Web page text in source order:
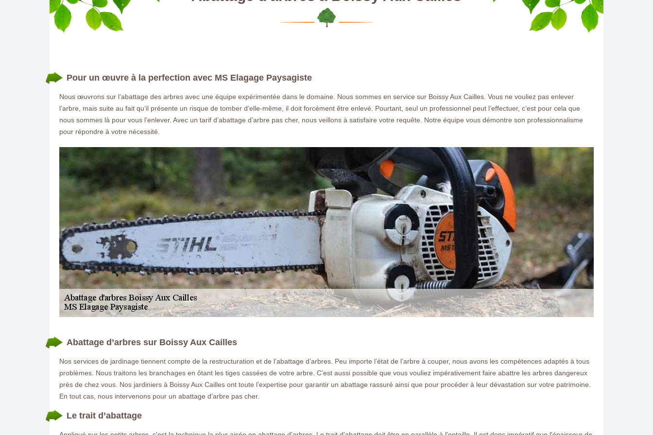
DEMANDE DE DEVIS GRATUIT
LA RÉFÉRENCE EN ELAGAGE
Pour un œuvre à la perfection avec MS Elagage Paysagiste
Nous œuvrons sur l’abattage des arbres avec une équipe expérimentée dans le domaine. Nous sommes en service sur Boissy Aux Cailles. Vous ne vouliez pas enlever
l’arbre, mais suite au fait qu’il présente un risque de tomber d’elle-même, il doit forcément être enlevé. Pourtant, seul un professionnel peut l’effectuer, c’est pour cela que
nous sommes là pour vous l’enlever. Avec un tarif d’abattage d’arbre pas cher, nous veillons à satisfaire votre requête. Notre équipe vous démontre son professionnalisme
pour répondre à votre nécessité.
Abattage d’arbres sur Boissy Aux Cailles
Nos services de jardinage tiennent compte de la restructuration et de l’abattage d’arbres. Peu importe l’état de l’arbre à couper, nous avons les compétences adaptés à tous
problèmes. Nous traitons les branchages en ôtant les tiges cassées de votre arbre. C’est aussi possible que vous vouliez impérativement faire abattre les arbres dangereux
près de chez vous. Nos jardiniers à Boissy Aux Cailles ont toute l’expertise pour garantir un abattage rassuré ainsi que pour procéder à leur dévastation sur votre patrimoine.
En tout cas, nous intervenons pour un abattage d’arbre pas cher.
Le trait d’abattage